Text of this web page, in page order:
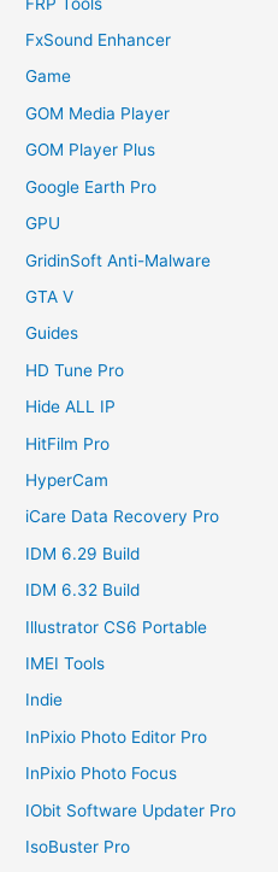
FxSound Enhancer
Game
GOM Media Player
GOM Player Plus
Google Earth Pro
GPU
GridinSoft Anti-Malware
GTA V
Guides
HD Tune Pro
Hide ALL IP
HitFilm Pro
HyperCam
iCare Data Recovery Pro
IDM 6.29 Build
IDM 6.32 Build
Illustrator CS6 Portable
IMEI Tools
Indie
InPixio Photo Editor Pro
InPixio Photo Focus
IObit Software Updater Pro
IsoBuster Pro